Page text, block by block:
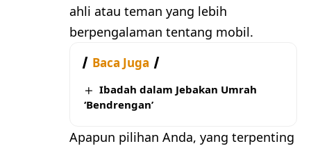
ahli atau teman yang lebih
berpengalaman tentang mobil.
Baca Juga
Ibadah dalam Jebakan Umrah
‘Bendrengan’
Apapun pilihan Anda, yang terpenting